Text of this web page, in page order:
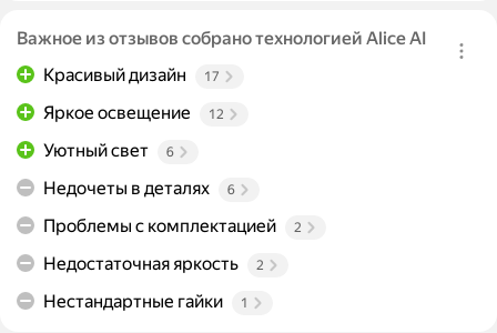
Важное из отзывов собрано технологией Alice AI
Красивый дизайн
17
Яркое освещение 12
Уютный свет 6
Недочеты в деталях 6
Проблемы с комплектацией 2
Недостаточная яркость 2
Нестандартные гайки 1